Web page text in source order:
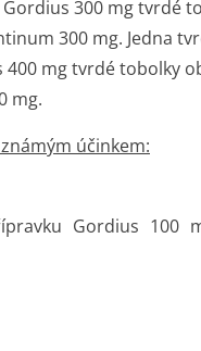
Gordius 300 mg tvrdé
300 mg. Jedna
400 mg tvrdé tobolky
mg.
účinkem:
Gordius 100